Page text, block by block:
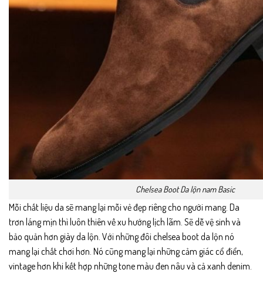
Chelsea Boot Da lộn nam Basic
Mỗi chất liệu da sẽ mang lại mỗi vẻ đẹp riêng cho người mang. Da
trơn láng mịn thì luôn thiên về xu hướng lịch lãm. Sẽ dễ vệ sinh và
bảo quản hơn giày da lộn. Với những đôi chelsea boot da lộn nó
mang lại chất chơi hơn. Nó cũng mang lại những cảm giác cổ điển,
vintage hơn khi kết hợp những tone màu đen nâu và cả xanh denim.